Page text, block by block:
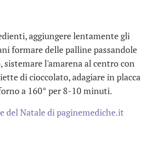
aggiungere lentamente gli
formare delle palline passandole
sistemare l'amarena al centro con
di cioccolato, adagiare in placca
a 160° per 8-10 minuti.
del Natale di paginemediche.it